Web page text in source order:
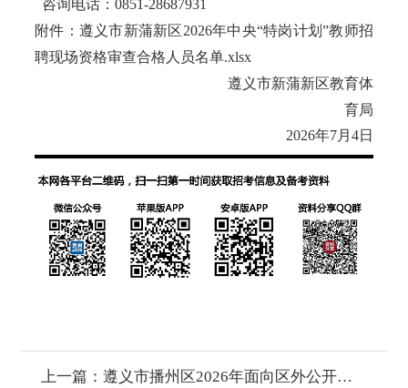
咨询电话：0851-28687931
附件：遵义市新蒲新区2026年中央“特岗计划”教师招
聘现场资格审查合格人员名单.xlsx
遵义市新蒲新区教育体
育局
2026年7月4日
上一篇： 遵义市播州区2026年面向区外公开选调在编教师补充公告